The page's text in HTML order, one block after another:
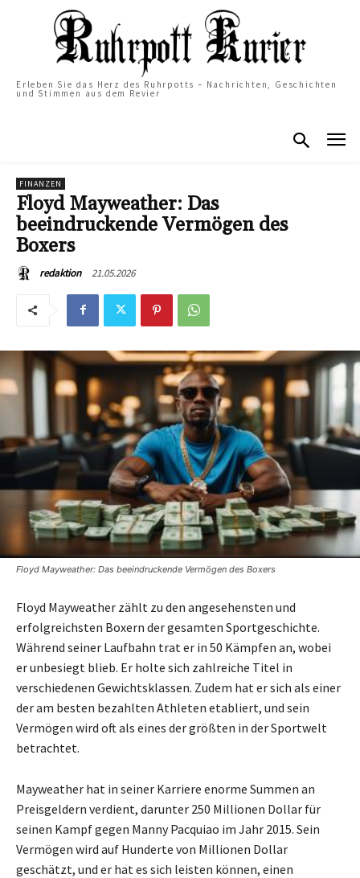
Erleben Sie das Herz des Ruhrpotts – Nachrichten, Geschichten
und Stimmen aus dem Revier
FINANZEN
Floyd Mayweather: Das
beeindruckende Vermögen des
Boxers
redaktion 21.05.2026
Floyd Mayweather: Das beeindruckende Vermögen des Boxers
Floyd Mayweather zählt zu den angesehensten und
erfolgreichsten Boxern der gesamten Sportgeschichte.
Während seiner Laufbahn trat er in 50 Kämpfen an, wobei
er unbesiegt blieb. Er holte sich zahlreiche Titel in
verschiedenen Gewichtsklassen. Zudem hat er sich als einer
der am besten bezahlten Athleten etabliert, und sein
Vermögen wird oft als eines der größten in der Sportwelt
betrachtet.
Mayweather hat in seiner Karriere enorme Summen an
Preisgeldern verdient, darunter 250 Millionen Dollar für
seinen Kampf gegen Manny Pacquiao im Jahr 2015. Sein
Vermögen wird auf Hunderte von Millionen Dollar
geschätzt, und er hat es sich leisten können, einen